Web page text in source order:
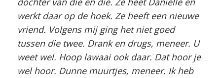
werkt daar op de hoek. Ze heeft een nieuwe
vriend. Volgens mij ging het niet goed
tussen die twee. Drank en drugs, meneer. U
weet wel. Hoop lawaai ook daar. Dat hoor je
wel hoor. Dunne muurtjes, meneer. Ik heb